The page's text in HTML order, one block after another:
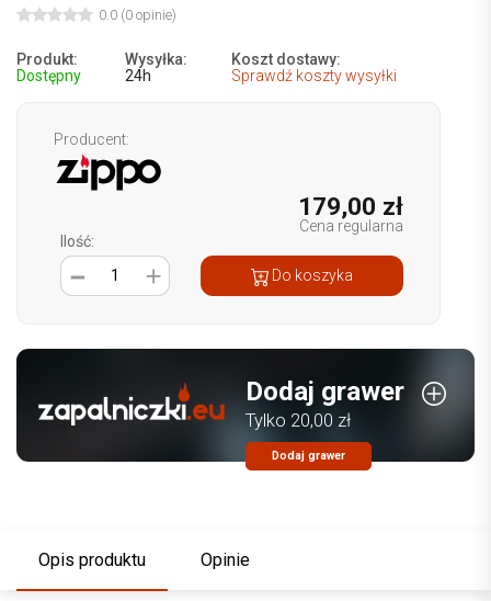
0.0 (0 opinie)
Produkt:
Dostępny
Wysyłka:
24h
Koszt dostawy:
Sprawdź koszty wysyłki
Producent:
179,00 zł
Cena regularna
Ilość:
1
Do koszyka
Dodaj grawer
Tylko 20,00 zł
Dodaj grawer
Opis produktu Opinie